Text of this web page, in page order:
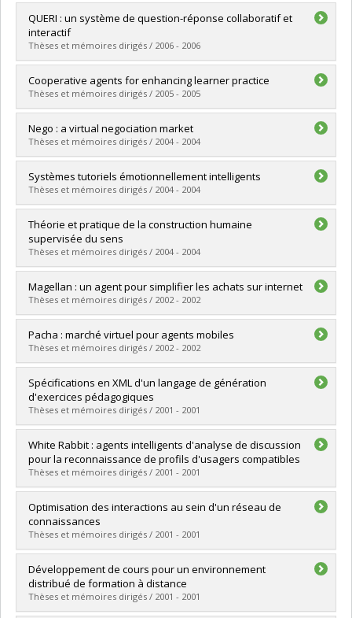
Graduate :Kiared, Abou-Sofiane
Cycle :Master's
Grade :M. Sc.
Lien vers le document dans Papyrus
QUERI : un système de question-réponse collaboratif et
interactif
Thèses et mémoires dirigés / 2006 - 2006
Graduate :Merdaoui, Badis
Cycle : Master's
Grade :M. Sc.
Cooperative agents for enhancing learner practice
Thèses et mémoires dirigés / 2005 - 2005
Graduate :Chen, Hongtao
Cycle : Master's
Grade :M. Sc.
Nego : a virtual negociation market
Thèses et mémoires dirigés / 2004 - 2004
Graduate :Li, Dongfang
Cycle : Master's
Grade :M. Sc.
Systèmes tutoriels émotionnellement intelligents
Thèses et mémoires dirigés / 2004 - 2004
Graduate :Ochs, Magalie
Cycle :Master's
Grade :M. Sc.
Lien vers le document dans Papyrus
Théorie et pratique de la construction humaine
supervisée du sens
Thèses et mémoires dirigés / 2004 - 2004
Graduate :Rouane, Khalid
Cycle : Doctoral
Grade :Ph. D.
Magellan : un agent pour simplifier les achats sur internet
Thèses et mémoires dirigés / 2002 - 2002
Graduate :Paturel, Jonathan
Cycle : Master's
Grade :M. Sc.
Pacha : marché virtuel pour agents mobiles
Thèses et mémoires dirigés / 2002 - 2002
Graduate :Youssef, Mounir
Cycle :Master's
Grade :M. Sc.
Lien vers le document dans Papyrus
Spécifications en XML d'un langage de génération
d'exercices pédagogiques
Thèses et mémoires dirigés / 2001 - 2001
Graduate :Boukherouaa, El Bachir
Cycle :Master's
Grade :M. Sc.
Lien vers le document dans Papyrus
White Rabbit : agents intelligents d'analyse de discussion
pour la reconnaissance de profils d'usagers compatibles
Thèses et mémoires dirigés / 2001 - 2001
Graduate :Thibodeau, Marc-André
Cycle :Master's
Grade :M. Sc.
Lien vers le document dans Papyrus
Optimisation des interactions au sein d'un réseau de
connaissances
Thèses et mémoires dirigés / 2001 - 2001
Graduate :Bélanger, Simon
Cycle :Master's
Grade :M. Sc.
Lien vers le document dans Papyrus
Développement de cours pour un environnement
distribué de formation à distance
Thèses et mémoires dirigés / 2001 - 2001